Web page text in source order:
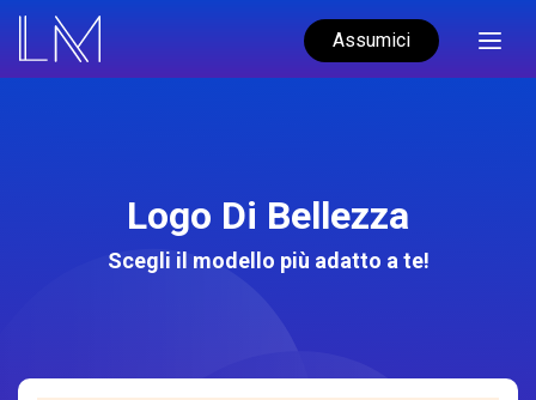
Assumici
Logo Di Bellezza
Scegli il modello più adatto a te!